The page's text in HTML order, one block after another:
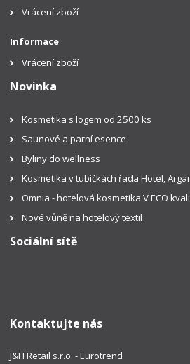
Vrácení zboží
Informace
Vrácení zboží
Novinka
Kosmetika s logem od 2500 ks
Saunové a parní esence
Byliny do wellness
Kosmetika v tubičkách řada Hotel,
Omnia - hotelová kosmetika V ECO
Nové vůně na hotelový textil
Sociální sítě
Kontaktujte nás
J&H Retail s.r.o. - Eurotrend